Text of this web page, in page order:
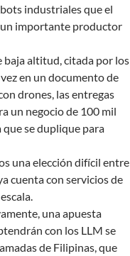
industriales que el
importante productor
baja altitud, citada por los
en un documento de
drones, las entregas
un negocio de 100 mil
que se duplique para
una elección difícil entre
cuenta con servicios de
una apuesta
con los LLM se
de Filipinas, que